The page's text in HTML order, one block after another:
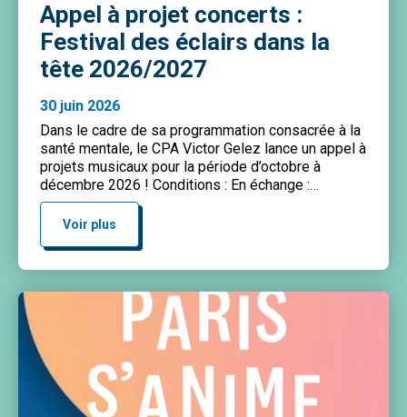
Appel à projet concerts :
Festival des éclairs dans la
tête 2026/2027
30 juin 2026
Dans le cadre de sa programmation consacrée à la
santé mentale, le CPA Victor Gelez lance un appel à
projets musicaux pour la période d’octobre à
décembre 2026 ! Conditions : En échange :
Envoyez votre projet complet de descriptions et de
liens d’écoute à :
Voir plus